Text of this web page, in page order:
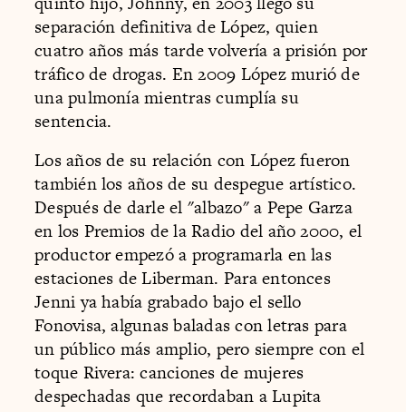
separación definitiva de López, quien
cuatro años más tarde volvería a prisión por
tráfico de drogas. En 2009 López murió de
una pulmonía mientras cumplía su
sentencia.
Los años de su relación con López fueron
también los años de su despegue artístico.
Después de darle el "albazo" a Pepe Garza
en los Premios de la Radio del año 2000, el
productor empezó a programarla en las
estaciones de Liberman. Para entonces
Jenni ya había grabado bajo el sello
Fonovisa, algunas baladas con letras para
un público más amplio, pero siempre con el
toque Rivera: canciones de mujeres
despechadas que recordaban a Lupita